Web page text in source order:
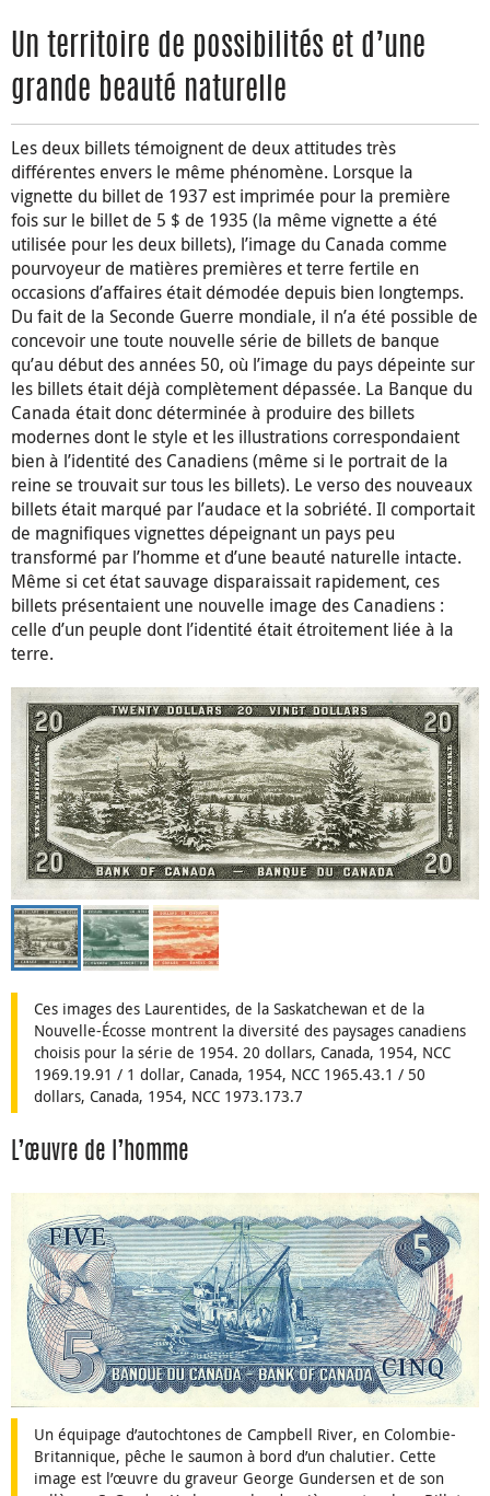
Un territoire de possibilités et d’une
grande beauté naturelle
Les deux billets témoignent de deux attitudes très
différentes envers le même phénomène. Lorsque la
vignette du billet de 1937 est imprimée pour la première
fois sur le billet de 5 $ de 1935 (la même vignette a été
utilisée pour les deux billets), l’image du Canada comme
pourvoyeur de matières premières et terre fertile en
occasions d’affaires était démodée depuis bien longtemps.
Du fait de la Seconde Guerre mondiale, il n’a été possible de
concevoir une toute nouvelle série de billets de banque
qu’au début des années 50, où l’image du pays dépeinte sur
les billets était déjà complètement dépassée. La Banque du
Canada était donc déterminée à produire des billets
modernes dont le style et les illustrations correspondaient
bien à l’identité des Canadiens (même si le portrait de la
reine se trouvait sur tous les billets). Le verso des nouveaux
billets était marqué par l’audace et la sobriété. Il comportait
de magnifiques vignettes dépeignant un pays peu
transformé par l’homme et d’une beauté naturelle intacte.
Même si cet état sauvage disparaissait rapidement, ces
billets présentaient une nouvelle image des Canadiens :
celle d’un peuple dont l’identité était étroitement liée à la
terre.
Ces images des Laurentides, de la Saskatchewan et de la
Nouvelle-Écosse montrent la diversité des paysages canadiens
choisis pour la série de 1954. 20 dollars, Canada, 1954, NCC
1969.19.91 / 1 dollar, Canada, 1954, NCC 1965.43.1 / 50
dollars, Canada, 1954, NCC 1973.173.7
L’œuvre de l’homme
Un équipage d’autochtones de Campbell River, en Colombie-
Britannique, pêche le saumon à bord d’un chalutier. Cette
image est l’œuvre du graveur George Gundersen et de son